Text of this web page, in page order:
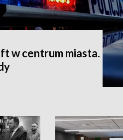
w centrum miasta.